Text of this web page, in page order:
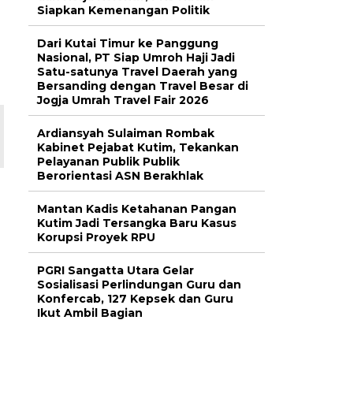
Siapkan Kemenangan Politik
Dari Kutai Timur ke Panggung
Nasional, PT Siap Umroh Haji Jadi
Satu-satunya Travel Daerah yang
Bersanding dengan Travel Besar di
Jogja Umrah Travel Fair 2026
Ardiansyah Sulaiman Rombak
Kabinet Pejabat Kutim, Tekankan
Pelayanan Publik Publik
Berorientasi ASN Berakhlak
Mantan Kadis Ketahanan Pangan
Kutim Jadi Tersangka Baru Kasus
Korupsi Proyek RPU
PGRI Sangatta Utara Gelar
Sosialisasi Perlindungan Guru dan
Konfercab, 127 Kepsek dan Guru
Ikut Ambil Bagian